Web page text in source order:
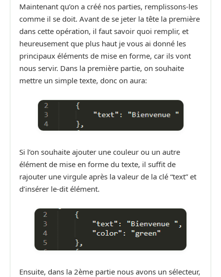
Maintenant qu’on a créé nos parties, remplissons-les
comme il se doit. Avant de se jeter la tête la première
dans cette opération, il faut savoir quoi remplir, et
heureusement que plus haut je vous ai donné les
principaux éléments de mise en forme, car ils vont
nous servir. Dans la première partie, on souhaite
mettre un simple texte, donc on aura:
Si l’on souhaite ajouter une couleur ou un autre
élément de mise en forme du texte, il suffit de
rajouter une virgule après la valeur de la clé “text” et
d’insérer le-dit élément.
Ensuite, dans la 2ème partie nous avons un sélecteur,